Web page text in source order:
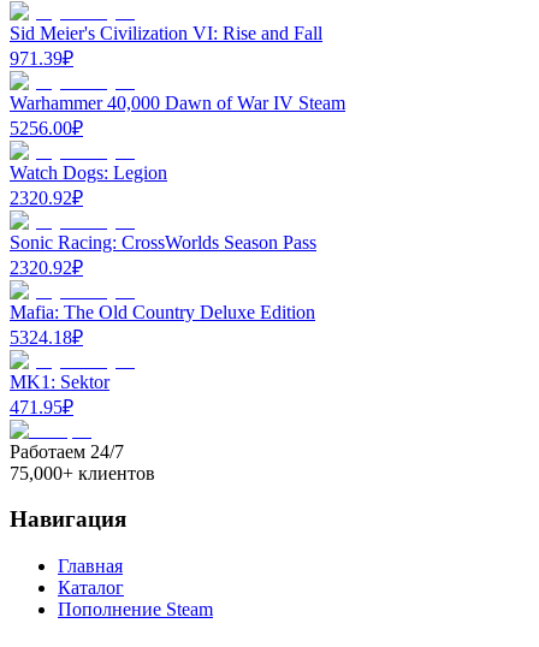
Sid Meier's Civilization VI: Rise and Fall
971.39₽
Warhammer 40,000 Dawn of War IV Steam
5256.00₽
Watch Dogs: Legion
2320.92₽
Sonic Racing: CrossWorlds Season Pass
2320.92₽
Mafia: The Old Country Deluxe Edition
5324.18₽
MK1: Sektor
471.95₽
Работаем 24/7
75,000+ клиентов
Навигация
Главная
Каталог
Пополнение Steam